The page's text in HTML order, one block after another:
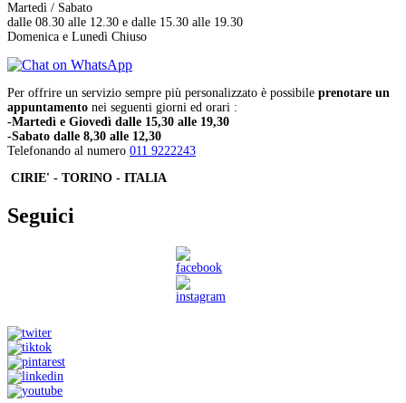
Martedì / Sabato
dalle 08.30 alle 12.30 e dalle 15.30 alle 19.30
Domenica e Lunedì Chiuso
Per offrire un servizio sempre più personalizzato è possibile prenotare un
appuntamento nei seguenti giorni ed orari :
-Martedì e Giovedì dalle 15,30 alle 19,30
-Sabato dalle 8,30 alle 12,30
Telefonando al numero 011 9222243
CIRIE' - TORINO - ITALIA
Seguici